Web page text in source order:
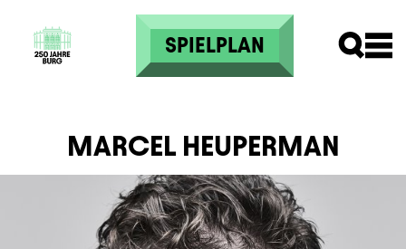
Direkt zum Inhalt
SPIELPLAN
MARCEL HEUPERMAN